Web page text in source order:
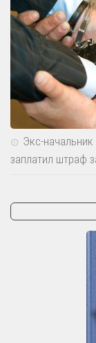
Экс-
заплатил штраф